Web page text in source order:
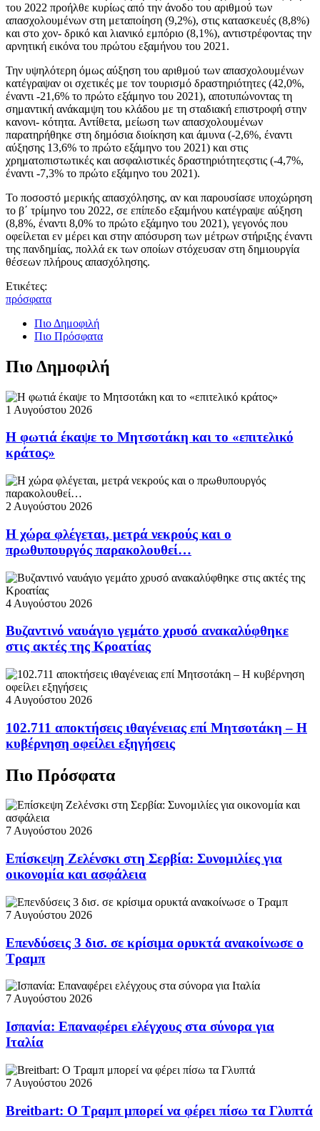
του 2022 προήλθε κυρίως από την άνοδο του αριθμού των
απασχολουμένων στη μεταποίηση (9,2%), στις κατασκευές (8,8%)
και στο χον- δρικό και λιανικό εμπόριο (8,1%), αντιστρέφοντας την
αρνητική εικόνα του πρώτου εξαμήνου του 2021.
Την υψηλότερη όμως αύξηση του αριθμού των απασχολουμένων
κατέγραψαν οι σχετικές με τον τουρισμό δραστηριότητες (42,0%,
έναντι -21,6% το πρώτο εξάμηνο του 2021), αποτυπώνοντας τη
σημαντική ανάκαμψη του κλάδου με τη σταδιακή επιστροφή στην
κανονι- κότητα. Αντίθετα, μείωση των απασχολουμένων
παρατηρήθηκε στη δημόσια διοίκηση και άμυνα (-2,6%, έναντι
αύξησης 13,6% το πρώτο εξάμηνο του 2021) και στις
χρηματοπιστωτικές και ασφαλιστικές δραστηριότητεςστις (-4,7%,
έναντι -7,3% το πρώτο εξάμηνο του 2021).
Το ποσοστό μερικής απασχόλησης, αν και παρουσίασε υποχώρηση
το β΄ τρίμηνο του 2022, σε επίπεδο εξαμήνου κατέγραψε αύξηση
(8,8%, έναντι 8,0% το πρώτο εξάμηνο του 2021), γεγονός που
οφείλεται εν μέρει και στην απόσυρση των μέτρων στήριξης έναντι
της πανδημίας, πολλά εκ των οποίων στόχευσαν στη δημιουργία
θέσεων πλήρους απασχόλησης.
Ετικέτες:
πρόσφατα
Πιο Δημοφιλή
Πιο Πρόσφατα
Πιο Δημοφιλή
1 Αυγούστου 2026
Η φωτιά έκαψε το Μητσοτάκη και το «επιτελικό
κράτος»
2 Αυγούστου 2026
Η χώρα φλέγεται, μετρά νεκρούς και ο
πρωθυπουργός παρακολουθεί…
4 Αυγούστου 2026
Βυζαντινό ναυάγιο γεμάτο χρυσό ανακαλύφθηκε
στις ακτές της Κροατίας
4 Αυγούστου 2026
102.711 αποκτήσεις ιθαγένειας επί Μητσοτάκη – Η
κυβέρνηση οφείλει εξηγήσεις
Πιο Πρόσφατα
7 Αυγούστου 2026
Επίσκεψη Ζελένσκι στη Σερβία: Συνομιλίες για
οικονομία και ασφάλεια
7 Αυγούστου 2026
Επενδύσεις 3 δισ. σε κρίσιμα ορυκτά ανακοίνωσε ο
Τραμπ
7 Αυγούστου 2026
Ισπανία: Επαναφέρει ελέγχους στα σύνορα για
Ιταλία
7 Αυγούστου 2026
Breitbart: Ο Τραμπ μπορεί να φέρει πίσω τα Γλυπτά